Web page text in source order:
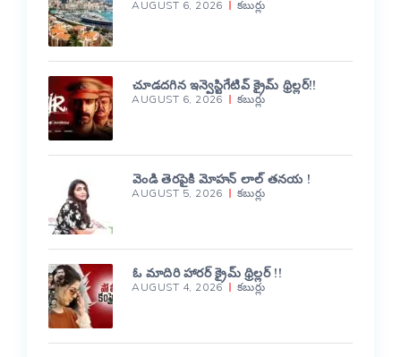
AUGUST 6, 2026 కబుర్లు
చూడదగిన ఇన్వెస్టిగేటివ్ క్రైమ్ థ్రిల్లర్!!
AUGUST 6, 2026 కబుర్లు
వెండి తెరపైకి మోహన్ లాల్ తనయ !
AUGUST 5, 2026 కబుర్లు
ఓ మాదిరి హారర్ క్రైమ్ థ్రిల్లర్ !!
AUGUST 4, 2026 కబుర్లు